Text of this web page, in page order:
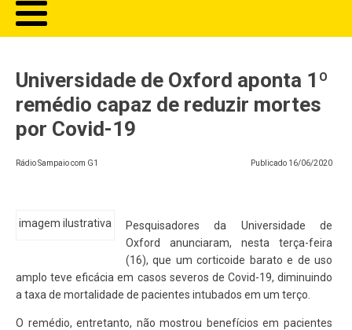
Universidade de Oxford aponta 1º
remédio capaz de reduzir mortes
por Covid-19
Rádio Sampaio com G1 Publicado 16/06/2020
imagem ilustrativa
Pesquisadores da Universidade de
Oxford anunciaram, nesta terça-feira
(16), que um corticoide barato e de uso
amplo teve eficácia em casos severos de Covid-19, diminuindo
a taxa de mortalidade de pacientes intubados em um terço.
O remédio, entretanto, não mostrou benefícios em pacientes